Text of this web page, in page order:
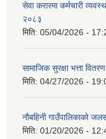
सेवा करारमा कर्मचारी
२०८३
मिति: 05/04/2026 -
सामाजिक सुरक्षा भत्ता
मिति: 04/27/2026 -
नौबहिनी गाउँपालिकाको
मिति: 01/20/2026 -